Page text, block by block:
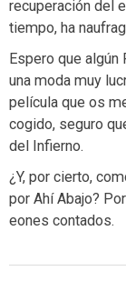
recuperación del
tiempo, ha
Espero que
una moda muy
película que os
cogido, seguro
del Infierno.
¿Y, por cierto,
por Ahí Abajo?
eones contados.